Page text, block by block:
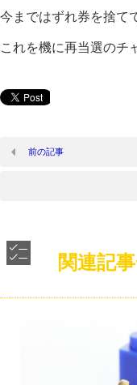
今まではずれ券を捨て
これを機に再当選のチ
前の記事
関連記